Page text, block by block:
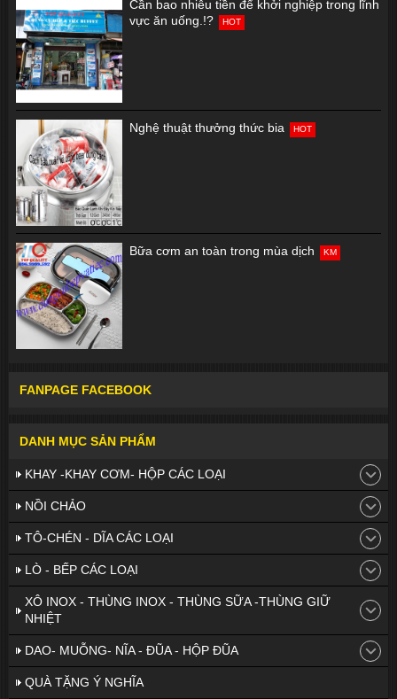
Cần bao nhiêu tiền để khởi nghiệp trong lĩnh
vực ăn uống.!?
HOT
Nghệ thuật thưởng thức bia HOT
Bữa cơm an toàn trong mùa dịch KM
FANPAGE FACEBOOK
DANH MỤC SẢN PHẨM
KHAY -KHAY CƠM- HỘP CÁC LOẠI
NỒI CHẢO
TÔ-CHÉN - DĨA CÁC LOẠI
LÒ - BẾP CÁC LOẠI
XÔ INOX - THÙNG INOX - THÙNG SỮA -THÙNG GIỮ
NHIỆT
DAO- MUỖNG- NĨA - ĐŨA - HỘP ĐŨA
QUÀ TẶNG Ý NGHĨA